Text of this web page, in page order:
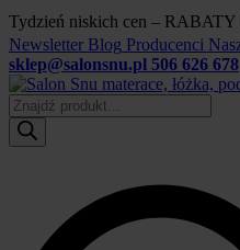
Tydzień niskich cen –
Newsletter Blog Producenci
sklep@salonsnu.pl 506 626 678
Wyszukiwarka
produktów